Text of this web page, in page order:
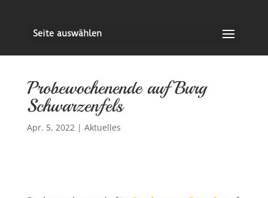
Seite auswählen
Probewochenende auf Burg
Schwarzenfels
Apr. 5, 2022| Aktuelles